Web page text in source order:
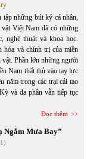
tập những bút ký cá nhân,
Việt Nam đã có những
nghệ thuật và khoa học.
và chính trị của miền
vật. Phần lớn những người
Nam thất thủ vào tay lực
năm trong các trại cải tạo
và đa phần vẫn tiếp tục
Đọc thêm
Ngắm Mưa Bay”